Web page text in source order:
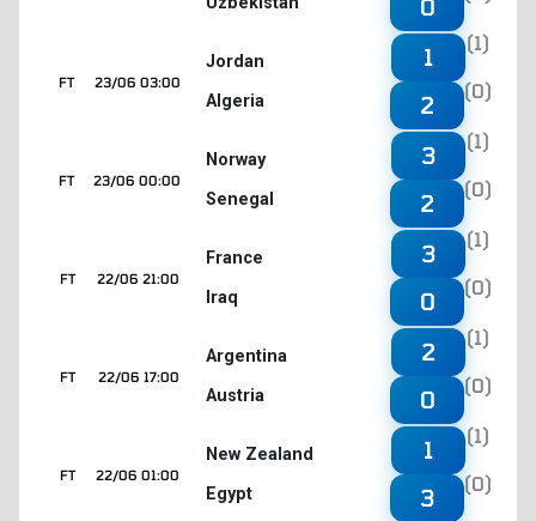
0
23/06 03:00
FT
Jordan
Algeria
1
(1)
2
(0)
23/06 00:00
FT
Norway
Senegal
3
(1)
2
(0)
22/06 21:00
FT
France
Iraq
3
(1)
0
(0)
22/06 17:00
FT
Argentina
Austria
2
(1)
0
(0)
22/06 01:00
FT
New Zealand
Egypt
1
(1)
3
(0)